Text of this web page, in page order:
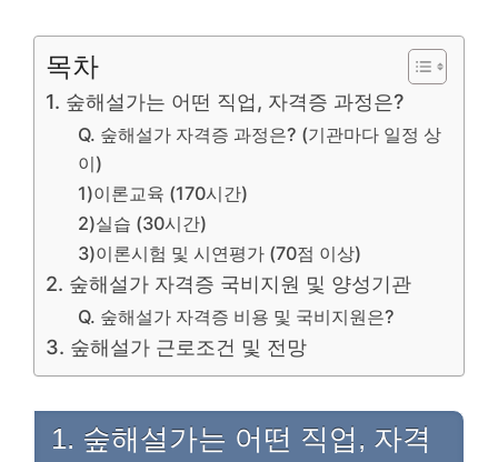
목차
1. 숲해설가는 어떤 직업, 자격증 과정은?
Q. 숲해설가 자격증 과정은? (기관마다 일정 상
이)
1)이론교육 (170시간)
2)실습 (30시간)
3)이론시험 및 시연평가 (70점 이상)
2. 숲해설가 자격증 국비지원 및 양성기관
Q. 숲해설가 자격증 비용 및 국비지원은?
3. 숲해설가 근로조건 및 전망
1. 숲해설가는 어떤 직업, 자격